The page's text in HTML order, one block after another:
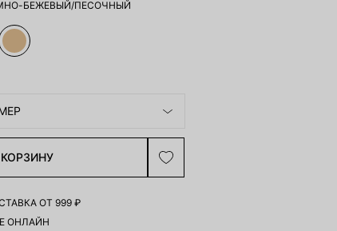
БЕЖЕВЫЙ/ПЕСОЧНЫЙ
КОРЗИНУ
ОТ 999 ₽
ОНЛАЙН